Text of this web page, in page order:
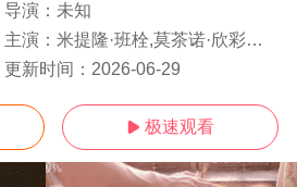
导演： 未知
主演： 米提隆·班栓,莫茶诺·欣彩萍翩,帕苏特·邦亚,彭佩奇·班亚库
更新时间： 2026-06-29
 极速观看